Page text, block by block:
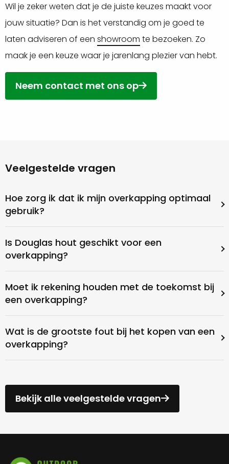
Wil je zeker weten dat je de juiste keuzes maakt voor
jouw situatie? Dan is het verstandig om je goed te
laten adviseren of een showroom te bezoeken. Zo
maak je een keuze waar je jarenlang plezier van hebt.
Neem contact met ons op
Veelgestelde vragen
Hoe zorg ik dat ik mijn overkapping optimaal
gebruik?
Is Douglas hout geschikt voor een
overkapping?
Moet ik rekening houden met de toekomst bij
een overkapping?
Wat is de grootste fout bij het kopen van een
overkapping?
Bekijk alle veelgestelde vragen